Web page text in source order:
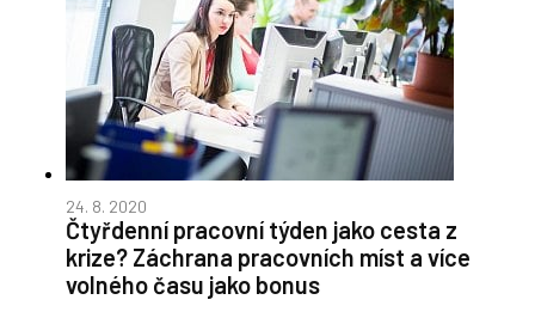
24. 8. 2020
Čtyřdenní pracovní týden jako cesta z
krize? Záchrana pracovních míst a více
volného času jako bonus